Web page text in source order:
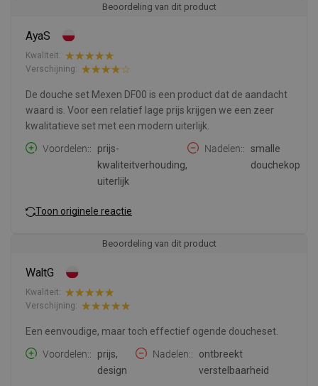
Beoordeling van dit product
AyaS
Kwaliteit:
Verschijning:
De douche set Mexen DF00 is een product dat de aandacht
waard is. Voor een relatief lage prijs krijgen we een zeer
kwalitatieve set met een modern uiterlijk.
Voordelen:
prijs-
kwaliteitverhouding,
uiterlijk
Nadelen:
smalle
douchekop
Toon originele reactie
Beoordeling van dit product
WaltG
Kwaliteit:
Verschijning:
Een eenvoudige, maar toch effectief ogende doucheset.
Voordelen:
prijs,
design
Nadelen:
ontbreekt
verstelbaarheid